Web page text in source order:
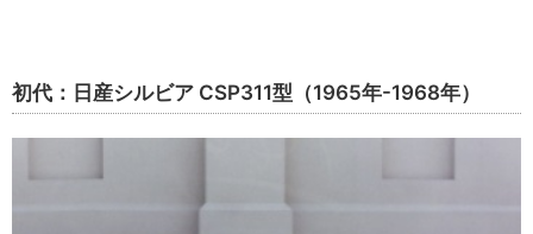
初代：日産シルビア CSP311型（1965年-1968年）